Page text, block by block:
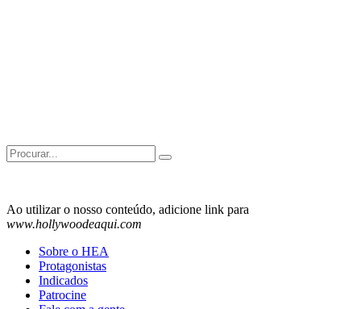
Search
for:
Ao utilizar o nosso conteúdo, adicione link para
www.hollywoodeaqui.com
Sobre o HEA
Protagonistas
Indicados
Patrocine